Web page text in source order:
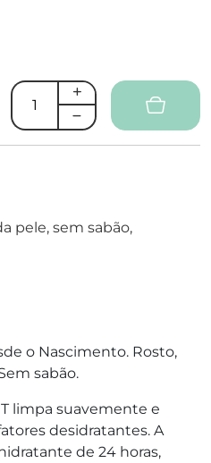
pele, sem sabão,
o Nascimento. Rosto,
sabão.
limpa suavemente e
desidratantes. A
de 24 horas,